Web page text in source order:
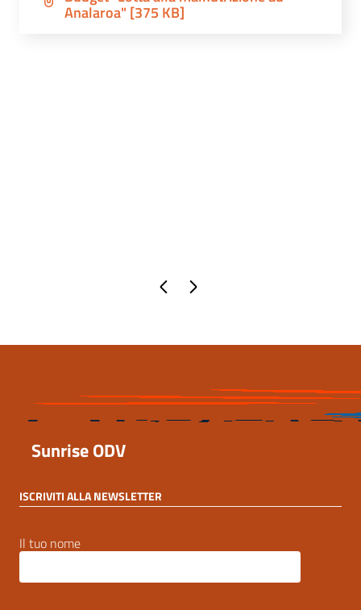
Analaroa" [375 KB]
Pagina precedente
Sunrise ODV
ISCRIVITI ALLA NEWSLETTER
Il tuo nome